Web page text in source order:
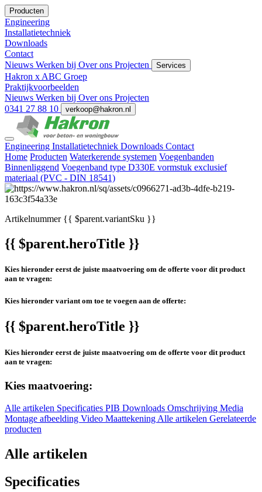
Producten
Engineering
Installatietechniek
Downloads
Contact
Nieuws Werken bij Over ons Projecten Services
Hakron x ABC Groep
Praktijkvoorbeelden
Nieuws Werken bij Over ons Projecten
0341 27 88 10
verkoop@hakron.nl
Engineering Installatietechniek Downloads Contact
Home Producten Waterkerende systemen Voegenbanden
Binnenliggend Voegenband type D330E vormstuk exclusief
materiaal (PVC - DIN 18541)
Artikelnummer{{ $parent.variantSku }}
{{ $parent.heroTitle }}
Kies hieronder eerst de juiste maatvoering om de offerte voor dit product
aan te vragen:
Kies hieronder variant om toe te voegen aan de offerte:
{{ $parent.heroTitle }}
Kies hieronder eerst de juiste maatvoering om de offerte voor dit product
aan te vragen:
Kies maatvoering:
Alle artikelen Specificaties PIB Downloads Omschrijving Media
Montage afbeelding Video MaattekeningAlle artikelen Gerelateerde
producten
Alle artikelen
Specificaties